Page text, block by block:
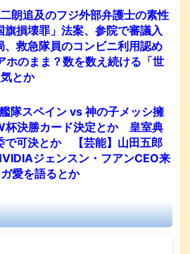
追及のフジ外部弁護士の素性
損壊罪」法案、参院で審議入
救急隊員のコンビニ利用認め
のまま？数を数え続ける「世
とか
スペイン vs 神の子メッシ擁
杯決勝カード決定とか 皇室典
で可決とか 【芸能】山田五郎
ジェンスン・フアンCEO来
愛を語るとか